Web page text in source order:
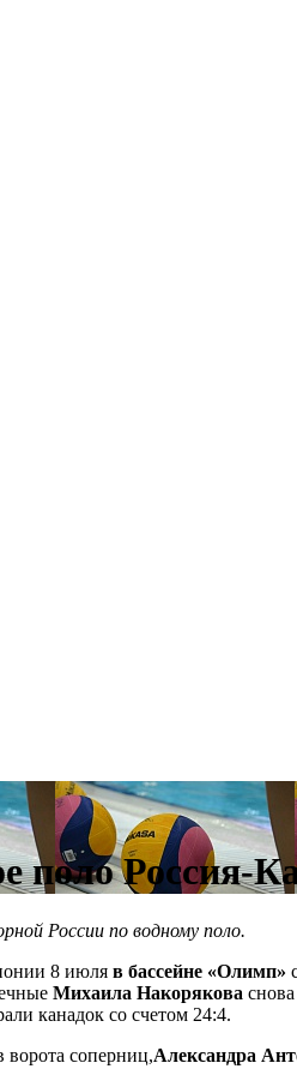
поло Россия-
России по водному поло.
8 июля в бассейне «Олимп»
Михаила Накорякова
канадок со счетом 24:4.
ворота соперниц,Александра